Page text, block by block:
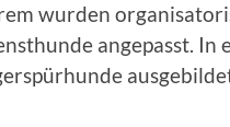
wurden
angepasst.